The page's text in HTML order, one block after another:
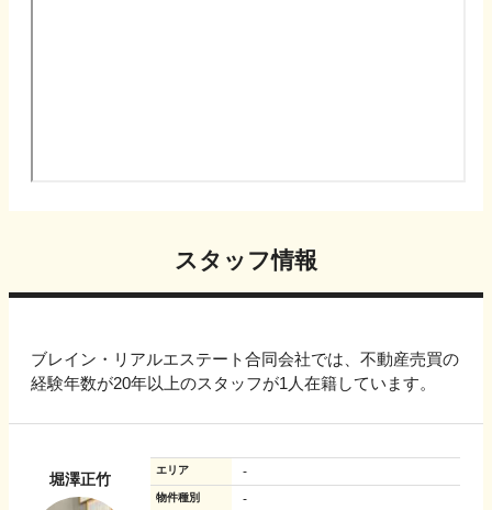
スタッフ情報
ブレイン・リアルエステート合同会社では、不動産売買の
経験年数が20年以上のスタッフが1人在籍しています。
堀澤正竹
エリア -
物件種別 -